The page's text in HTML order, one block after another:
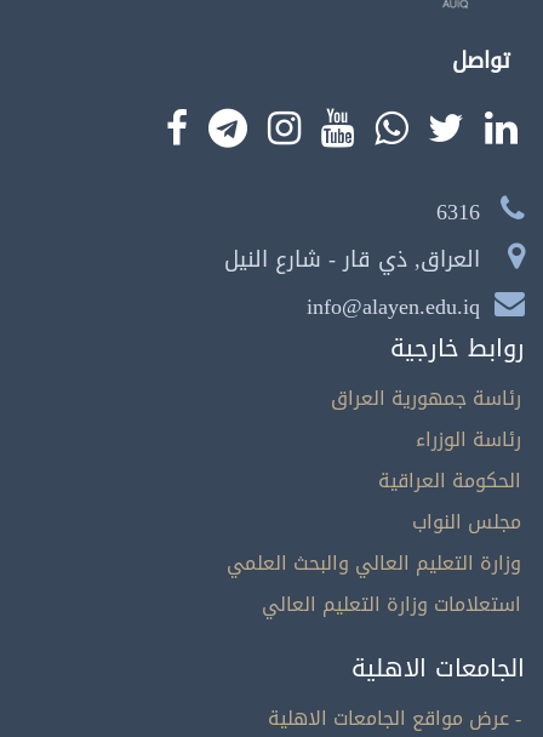
تواصل
6316
العراق, ذي قار - شارع النيل
info@alayen.edu.iq
روابط خارجية
رئاسة جمهورية العراق
رئاسة الوزراء
الحكومة العراقية
مجلس النواب
وزارة التعليم العالي والبحث العلمي
استعلامات وزارة التعليم العالي
الجامعات الاهلية
- عرض مواقع الجامعات الاهلية